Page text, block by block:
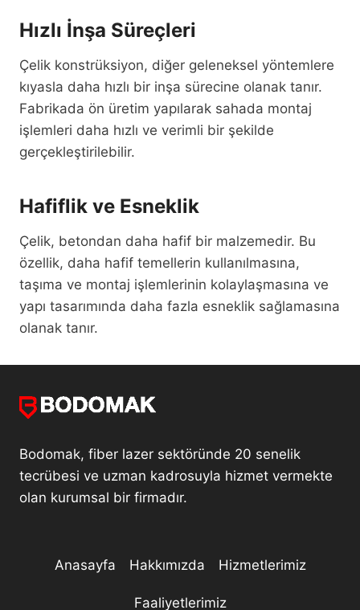
Hızlı İnşa Süreçleri
Çelik konstrüksiyon, diğer geleneksel yöntemlere
kıyasla daha hızlı bir inşa sürecine olanak tanır.
Fabrikada ön üretim yapılarak sahada montaj
işlemleri daha hızlı ve verimli bir şekilde
gerçekleştirilebilir.
Hafiflik ve Esneklik
Çelik, betondan daha hafif bir malzemedir. Bu
özellik, daha hafif temellerin kullanılmasına,
taşıma ve montaj işlemlerinin kolaylaşmasına ve
yapı tasarımında daha fazla esneklik sağlamasına
olanak tanır.
Bodomak, fiber lazer sektöründe 20 senelik
tecrübesi ve uzman kadrosuyla hizmet vermekte
olan kurumsal bir firmadır.
Anasayfa Hakkımızda Hizmetlerimiz
Faaliyetlerimiz